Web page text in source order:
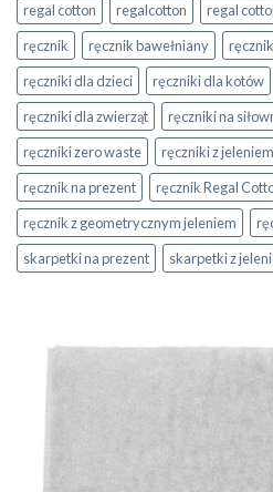
regal cotton
regalcotton regal
ręcznik
ręcznik bawełniany
ręczniki dla dzieci
ręczniki dla kotów
ręczniki dla zwierząt
ręczniki na
ręczniki zero waste
ręczniki z jeleniem
ręcznik na prezent
ręcznik Regal
ręcznik z geometrycznym jeleniem
skarpetki na prezent
skarpetki z